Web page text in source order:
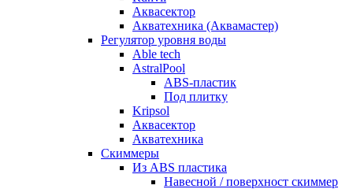
Аквасектор
Акватехника (Аквамастер)
Регулятор уровня воды
Able tech
AstralPool
ABS-пластик
Под плитку
Kripsol
Аквасектор
Акватехника
Скиммеры
Из ABS пластика
Навесной / поверхност скиммер